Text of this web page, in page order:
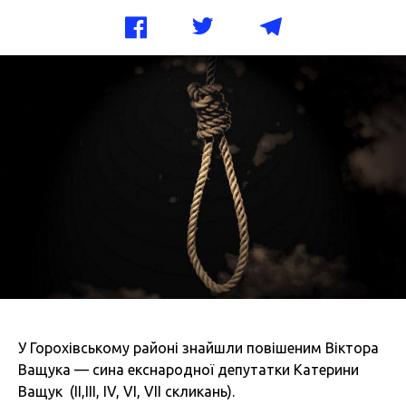
У Горохівському районі знайшли повішеним Віктора
Ващука — сина екснародної депутатки Катерини
Ващук (ІІ,ІІІ, IV, VI, VII скликань).